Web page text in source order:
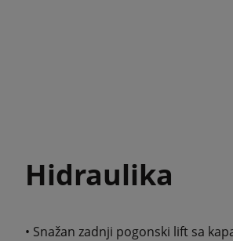
Hidraulika
• Snažan zadnji pogonski lift sa